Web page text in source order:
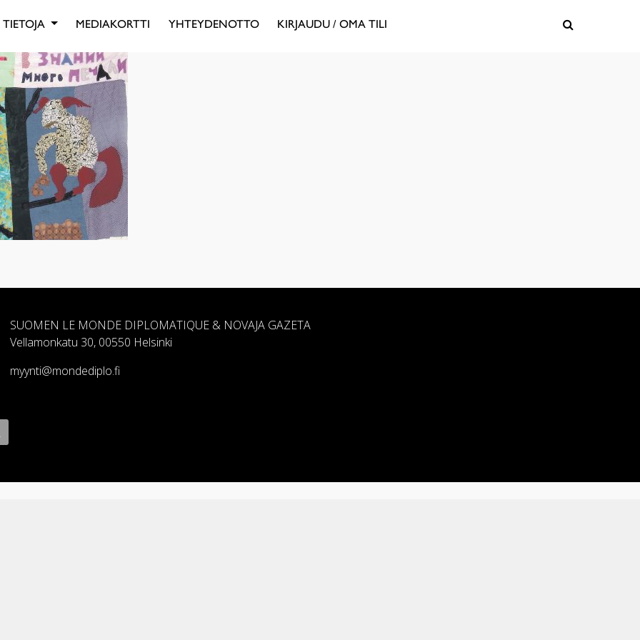
TIETOJA MEDIAKORTTI YHTEYDENOTTO KIRJAUDU / OMA TILI
SUOMEN LE MONDE DIPLOMATIQUE & NOVAJA GAZETA
Vellamonkatu 30, 00550 Helsinki
myynti@mondediplo.fi